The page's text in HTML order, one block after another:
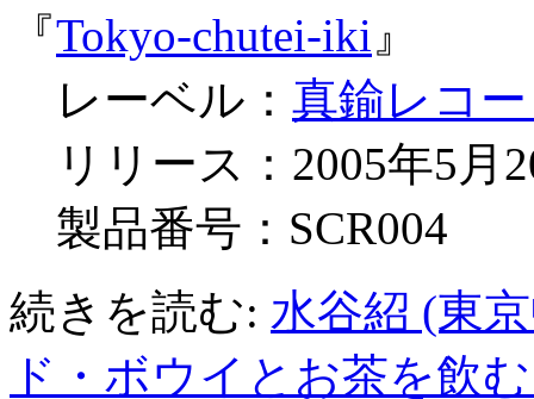
『Tokyo-chutei-iki 』
レーベル： 真鍮レコ
リリース：2005年5月
製品番号：SCR004
続きを読む: 水谷紹 (東
ド・ボウイとお茶を飲